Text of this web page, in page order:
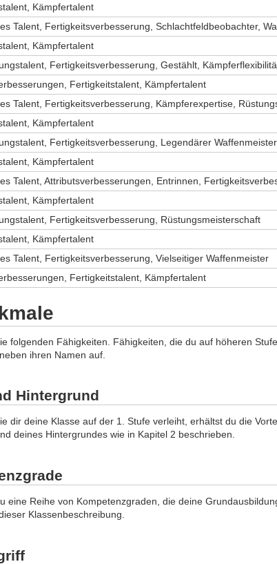
Kämpfertalent
Talent, Fertigkeitsverbesserung, Schlachtfeldbeobachter,
Kämpfertalent
Fertigkeitsverbesserung, Gestählt,
Fertigkeitstalent, Kämpfertalent
Talent, Fertigkeitsverbesserung, Kämpferexpertise,
Kämpfertalent
Fertigkeitsverbesserung, Legendärer Waffenmeister
Kämpfertalent
Talent, Attributsverbesserungen, Entrinnen,
Kämpfertalent
Fertigkeitsverbesserung, Rüstungsmeisterschaft
Kämpfertalent
Talent, Fertigkeitsverbesserung, Vielseitiger Waffenmeister
Fertigkeitstalent, Kämpfertalent
folgenden Fähigkeiten. Fähigkeiten, die du auf höheren
ihren Namen auf.
Hintergrund
dir deine Klasse auf der 1. Stufe verleiht, erhältst du die
deines Hintergrundes wie in Kapitel 2 beschrieben.
eine Reihe von Kompetenzgraden, die deine
Klassenbeschreibung.